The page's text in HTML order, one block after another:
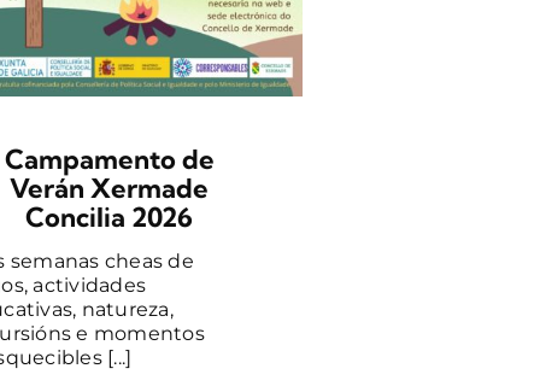
Campamento de
Verán Xermade
Concilia 2026
semanas cheas de
actividades
natureza,
e momentos
[...]